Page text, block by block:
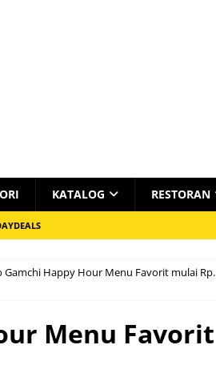
KATALOG RESTORAN
Gamchi Happy Hour Menu Favorit mulai Rp.
Menu Favorit